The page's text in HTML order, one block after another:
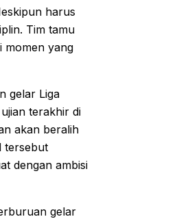
harus
Tim tamu
momen yang
gelar Liga
terakhir di
akan beralih
tersebut
dengan ambisi
gelar